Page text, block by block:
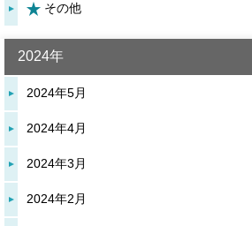
その他
2024年
2024年5月
2024年4月
2024年3月
2024年2月